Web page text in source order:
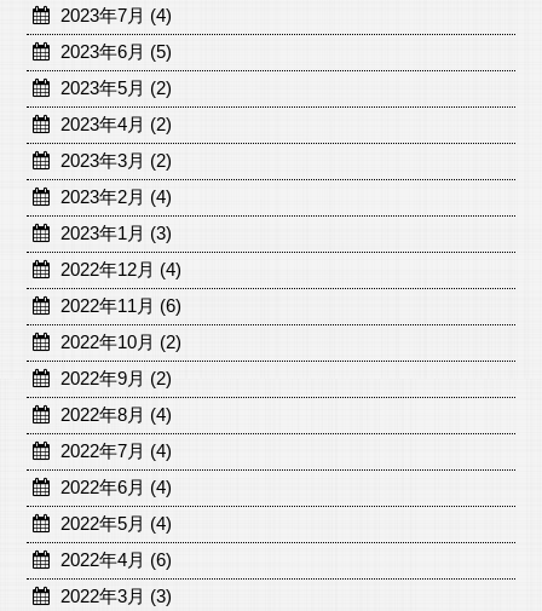
2023年7月 (4)
2023年6月 (5)
2023年5月 (2)
2023年4月 (2)
2023年3月 (2)
2023年2月 (4)
2023年1月 (3)
2022年12月 (4)
2022年11月 (6)
2022年10月 (2)
2022年9月 (2)
2022年8月 (4)
2022年7月 (4)
2022年6月 (4)
2022年5月 (4)
2022年4月 (6)
2022年3月 (3)